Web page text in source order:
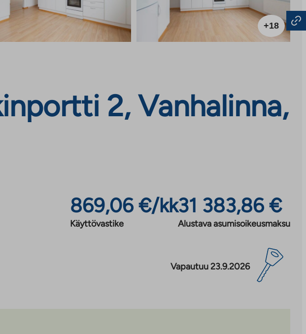
+18
2, Vanhalinna,
869,06 €/kk
Käyttövastike
31 383,86 €
Alustava asumisoikeusmaksu
Vapautuu 23.9.2026